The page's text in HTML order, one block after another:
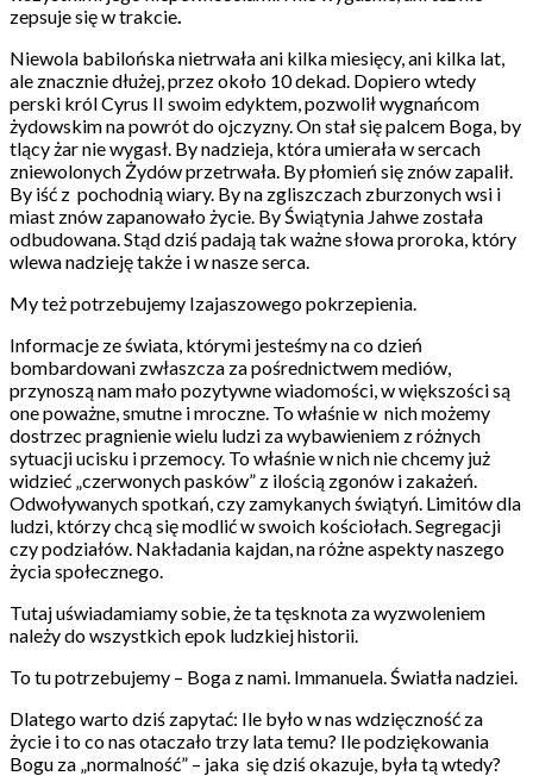
zepsuje się w trakcie.
Niewola babilońska nietrwała ani kilka miesięcy, ani kilka lat,
ale znacznie dłużej, przez około 10 dekad. Dopiero wtedy
perski król Cyrus II swoim edyktem, pozwolił wygnańcom
żydowskim na powrót do ojczyzny. On stał się palcem Boga, by
tlący żar nie wygasł. By nadzieja, która umierała w sercach
zniewolonych Żydów przetrwała. By płomień się znów zapalił.
By iść z pochodnią wiary. By na zgliszczach zburzonych wsi i
miast znów zapanowało życie. By Świątynia Jahwe została
odbudowana. Stąd dziś padają tak ważne słowa proroka, który
wlewa nadzieję także i w nasze serca.
My też potrzebujemy Izajaszowego pokrzepienia.
Informacje ze świata, którymi jesteśmy na co dzień
bombardowani zwłaszcza za pośrednictwem mediów,
przynoszą nam mało pozytywne wiadomości, w większości są
one poważne, smutne i mroczne. To właśnie w nich możemy
dostrzec pragnienie wielu ludzi za wybawieniem z różnych
sytuacji ucisku i przemocy. To właśnie w nich nie chcemy już
widzieć „czerwonych pasków” z ilością zgonów i zakażeń.
Odwoływanych spotkań, czy zamykanych świątyń. Limitów dla
ludzi, którzy chcą się modlić w swoich kościołach. Segregacji
czy podziałów. Nakładania kajdan, na różne aspekty naszego
życia społecznego.
Tutaj uświadamiamy sobie, że ta tęsknota za wyzwoleniem
należy do wszystkich epok ludzkiej historii.
To tu potrzebujemy – Boga z nami. Immanuela. Światła nadziei.
Dlatego warto dziś zapytać: Ile było w nas wdzięczność za
życie i to co nas otaczało trzy lata temu? Ile podziękowania
Bogu za „normalność” – jaka się dziś okazuje, była tą wtedy?